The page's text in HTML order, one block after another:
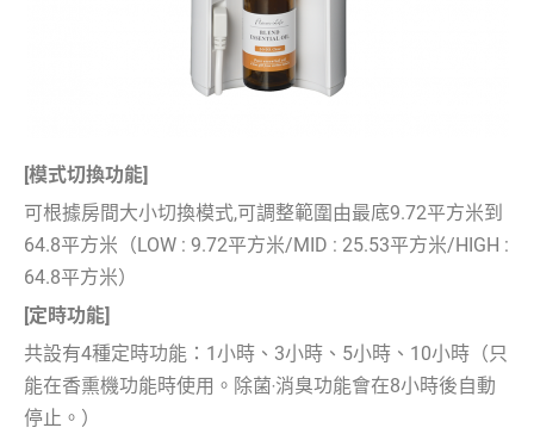
[模式切換功能]
可根據房間大小切換模式,可調整範圍由最底9.72平方米到
64.8平方米（LOW : 9.72平方米/MID : 25.53平方米/HIGH :
64.8平方米）
[定時功能]
共設有4種定時功能：1小時、3小時、5小時、10小時（只
能在香熏機功能時使用。除菌‧消臭功能會在8小時後自動
停止。）